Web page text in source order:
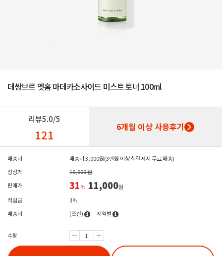
데쌍브르 엣홈 마데카소사이드 미스트 토너 100ml
리뷰5.0/5
121 6개월 이상 사용후기
배송비
배송비 3,000원(3만원 이상 실결제시 무료 배송)
정상가
16,000 원
판매가
31% 11,000원
적립금
3%
배송비
(조건) 지역별
수량